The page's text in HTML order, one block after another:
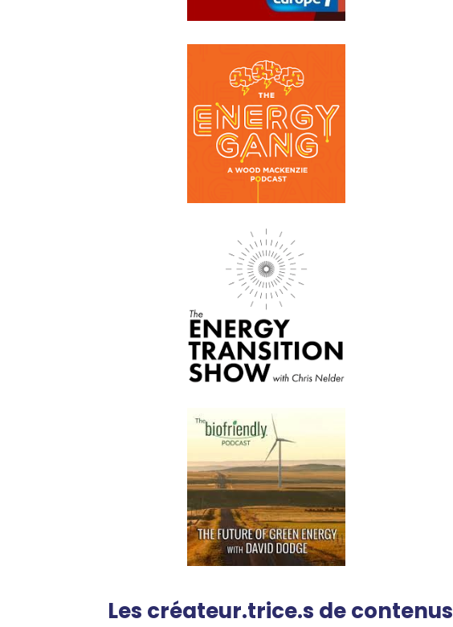
Les créateur.trice.s de contenus